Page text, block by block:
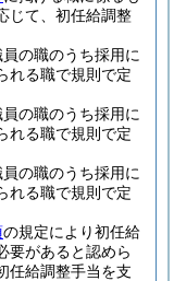
じて、初任給調整
の職のうち採用に
れる職で規則で定
の職のうち採用に
れる職で規則で定
の職のうち採用に
れる職で規則で定
の規定により初任給
要があると認めら
任給調整手当を支